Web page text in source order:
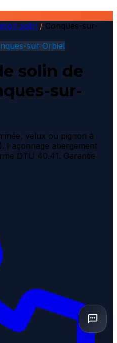
solin / Conques-sur-
sur-Orbiel
solin de
sur-
velux ou pignon à
Façonnage abergement
DTU 40.41. Garantie